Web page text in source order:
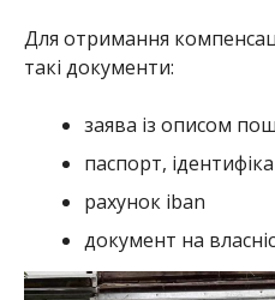
Для отримання
такі документи:
заява із описом
паспорт,
рахунок iban
документ на